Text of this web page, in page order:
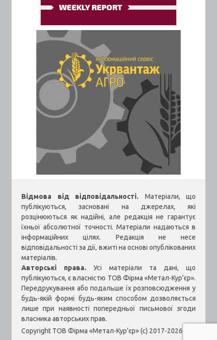
Відмова від відповідальності. Матеріали, що
публікуються, засновані на джерелах, які
розцінюються як надійні, але редакція не гарантує
їхньої абсолютної точності. Матеріали надаються в
інформаційних цілях. Редакція не несе
відповідальності за дії, вжиті на основі опублікованих
матеріалів.
Авторські права. Усі матеріали та дані, що
публікуються, є власністю ТОВ Фірма «Метал-Кур’єр».
Передрукування або подальше їх розповсюдження у
будь-якій формі будь-яким способом дозволяється
лише при наявності попередньої письмової згоди
власника авторських прав.
Copyright ТОВ Фірма «Метал-Кур’єр» (c) 2017-2026